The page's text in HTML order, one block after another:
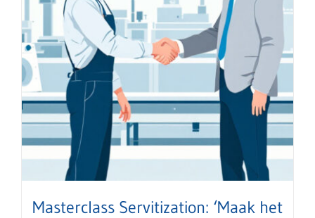
Masterclass Servitization: ‘Maak het